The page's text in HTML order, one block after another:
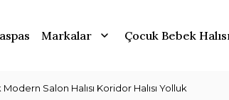
Markalar Çocuk Bebek
Salon Halısı Koridor Halısı Yolluk